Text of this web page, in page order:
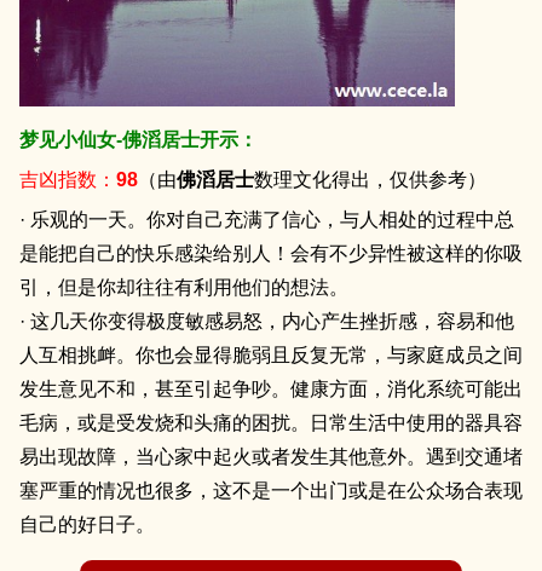
梦见小仙女-佛滔居士开示：
吉凶指数： 98 （由佛滔居士数理文化得出，仅供参考）
· 乐观的一天。你对自己充满了信心，与人相处的过程中总
是能把自己的快乐感染给别人！会有不少异性被这样的你吸
引，但是你却往往有利用他们的想法。
· 这几天你变得极度敏感易怒，内心产生挫折感，容易和他
人互相挑衅。你也会显得脆弱且反复无常，与家庭成员之间
发生意见不和，甚至引起争吵。健康方面，消化系统可能出
毛病，或是受发烧和头痛的困扰。日常生活中使用的器具容
易出现故障，当心家中起火或者发生其他意外。遇到交通堵
塞严重的情况也很多，这不是一个出门或是在公众场合表现
自己的好日子。